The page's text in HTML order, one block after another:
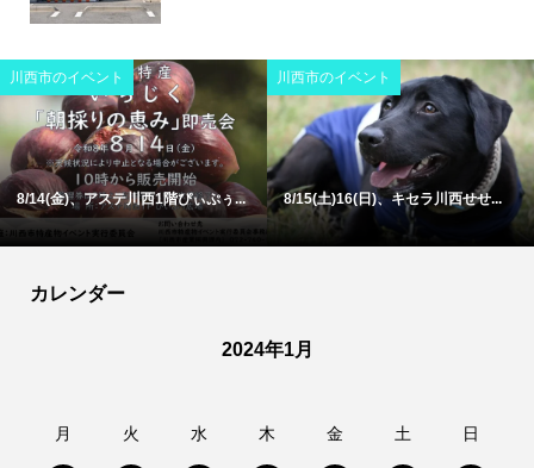
川西市のイベント
8/14(金)、アステ川西1階ぴぃぷぅ...
川西市のイベント
8/15(土)16(日)、キセラ川西せせ...
カレンダー
2024年1月
月 火 水 木 金 土 日